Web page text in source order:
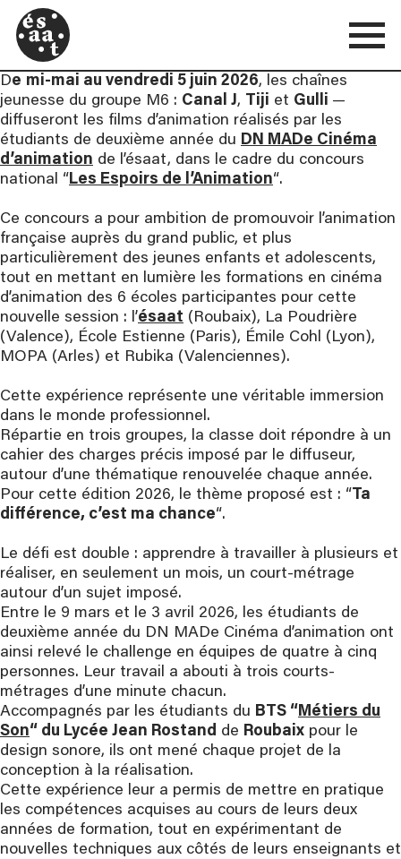
De mi-mai au vendredi 5 juin 2026, les chaînes
jeunesse du groupe M6 : Canal J, Tiji et Gulli —
diffuseront les films d’animation réalisés par les
étudiants de deuxième année du DN MADe Cinéma
d’animation de l’ésaat, dans le cadre du concours
national “Les Espoirs de l’Animation“.
Ce concours a pour ambition de promouvoir l’animation
française auprès du grand public, et plus
particulièrement des jeunes enfants et adolescents,
tout en mettant en lumière les formations en cinéma
d’animation des 6 écoles participantes pour cette
nouvelle session : l’ésaat (Roubaix), La Poudrière
(Valence), École Estienne (Paris), Émile Cohl (Lyon),
MOPA (Arles) et Rubika (Valenciennes).
Cette expérience représente une véritable immersion
dans le monde professionnel.
Répartie en trois groupes, la classe doit répondre à un
cahier des charges précis imposé par le diffuseur,
autour d’une thématique renouvelée chaque année.
Pour cette édition 2026, le thème proposé est : “Ta
différence, c’est ma chance“.
Le défi est double : apprendre à travailler à plusieurs et
réaliser, en seulement un mois, un court-métrage
autour d’un sujet imposé.
Entre le 9 mars et le 3 avril 2026, les étudiants de
deuxième année du DN MADe Cinéma d’animation ont
ainsi relevé le challenge en équipes de quatre à cinq
personnes. Leur travail a abouti à trois courts-
métrages d’une minute chacun.
Accompagnés par les étudiants du BTS “Métiers du
Son“ du Lycée Jean Rostand de Roubaix pour le
design sonore, ils ont mené chaque projet de la
conception à la réalisation.
Cette expérience leur a permis de mettre en pratique
les compétences acquises au cours de leurs deux
années de formation, tout en expérimentant de
nouvelles techniques aux côtés de leurs enseignants et